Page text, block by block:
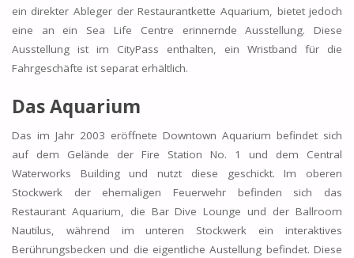
ein direkter Ableger der Restaurantkette Aquarium, bietet jedoch
eine an ein Sea Life Centre erinnernde Ausstellung. Diese
Ausstellung ist im CityPass enthalten, ein Wristband für die
Fahrgeschäfte ist separat erhältlich.
Das Aquarium
Das im Jahr 2003 eröffnete Downtown Aquarium befindet sich
auf dem Gelände der Fire Station No. 1 und dem Central
Waterworks Building und nutzt diese geschickt. Im oberen
Stockwerk der ehemaligen Feuerwehr befinden sich das
Restaurant Aquarium, die Bar Dive Lounge und der Ballroom
Nautilus, während im unteren Stockwerk ein interaktives
Berührungsbecken und die eigentliche Austellung befindet. Diese